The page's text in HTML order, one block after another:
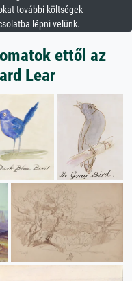
további költségek
lépni velünk.
ettől az
Lear